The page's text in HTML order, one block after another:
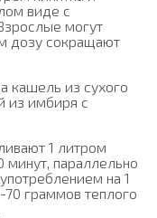
виде с
могут
дозу сокращают
кашель из сухого
из имбиря с
1 литром
минут, параллельно
на 1
граммов теплого